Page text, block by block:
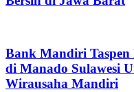
Bank Mandiri Taspen
di Manado Sulawesi
Wirausaha Mandiri